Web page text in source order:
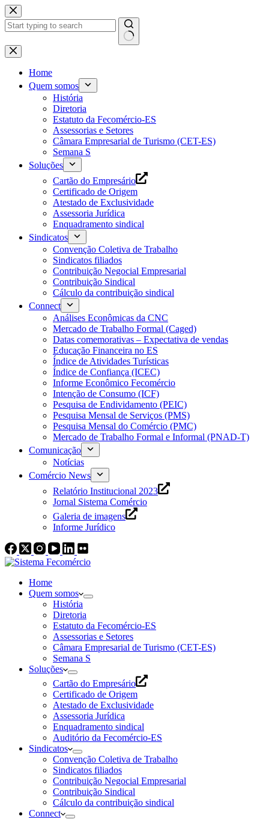
Pular
para
o
Home
Quem somos
História
Diretoria
Estatuto da Fecomércio-ES
Assessorias e Setores
Câmara Empresarial de Turismo (CET-ES)
Semana S
Soluções
Cartão do Empresário
Certificado de Origem
Atestado de Exclusividade
Assessoria Jurídica
Enquadramento sindical
Sindicatos
Convenção Coletiva de Trabalho
Sindicatos filiados
Contribuição Negocial Empresarial
Contribuição Sindical
Cálculo da contribuição sindical
Connect
Análises Econômicas da CNC
Mercado de Trabalho Formal (Caged)
Datas comemorativas – Expectativa de vendas
Educação Financeira no ES
Índice de Atividades Turísticas
Índice de Confiança (ICEC)
Informe Econômico Fecomércio
Intenção de Consumo (ICF)
Pesquisa de Endividamento (PEIC)
Pesquisa Mensal de Serviços (PMS)
Pesquisa Mensal do Comércio (PMC)
Mercado de Trabalho Formal e Informal (PNAD-T)
Comunicação
Notícias
Comércio News
Relatório Institucional 2023
Jornal Sistema Comércio
Galeria de imagens
Informe Jurídico
Home
Quem somos
História
Diretoria
Estatuto da Fecomércio-ES
Assessorias e Setores
Câmara Empresarial de Turismo (CET-ES)
Semana S
Soluções
Cartão do Empresário
Certificado de Origem
Atestado de Exclusividade
Assessoria Jurídica
Enquadramento sindical
Auditório da Fecomércio-ES
Sindicatos
Convenção Coletiva de Trabalho
Sindicatos filiados
Contribuição Negocial Empresarial
Contribuição Sindical
Cálculo da contribuição sindical
Connect